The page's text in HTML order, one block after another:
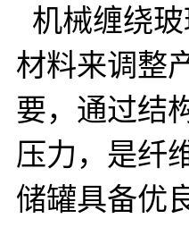
机械缠绕
材料来调整
要，通过结
压力，是纤
储罐具备优